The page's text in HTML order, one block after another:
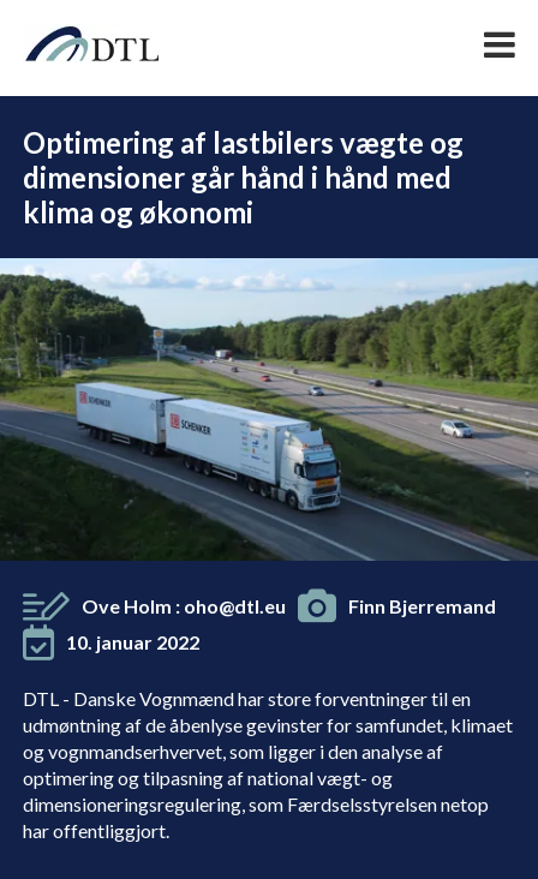
DEL
Optimering af lastbilers vægte og
dimensioner går hånd i hånd med
klima og økonomi
DTL - Danske Vognmænd har store forventninger til en
udmøntning af de åbenlyse gevinster for samfundet, klimaet
og vognmandserhvervet, som ligger i den analyse af
optimering og tilpasning af national vægt- og
dimensioneringsregulering, som Færdselsstyrelsen netop
har offentliggjort.
Ove Holm : oho@dtl.eu
Finn Bjerremand
10. januar 2022